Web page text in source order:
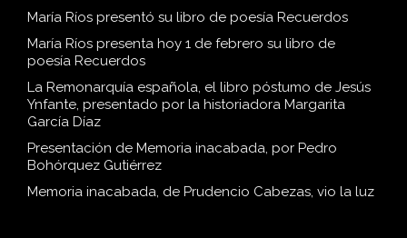
María Ríos presentó su libro de poesía Recuerdos
María Ríos presenta hoy 1 de febrero su libro de
poesía Recuerdos
La Remonarquía española, el libro póstumo de Jesús
Ynfante, presentado por la historiadora Margarita
García Díaz
Presentación de Memoria inacabada, por Pedro
Bohórquez Gutiérrez
Memoria inacabada, de Prudencio Cabezas, vio la luz